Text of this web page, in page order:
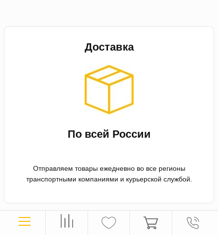
Доставка
По всей России
Отправляем товары ежедневно во все регионы
транспортными компаниями и курьерской службой.
Оплата